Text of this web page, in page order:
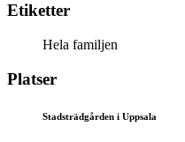
Etiketter
Hela familjen
Platser
Stadsträdgården i Uppsala